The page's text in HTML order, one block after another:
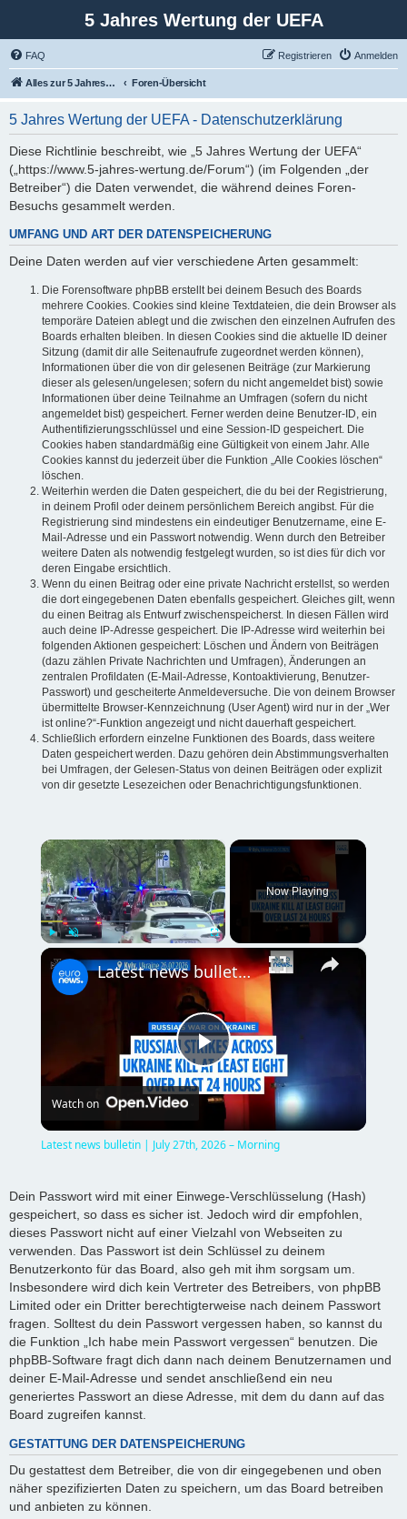
5 Jahres Wertung der UEFA
FAQ Anmelden
Registrieren
Alles zur 5 Jahreswertung / Tabelle der UEFA mit vielen Statistiken. Foren-Übersicht
5 Jahres Wertung der UEFA - Datenschutzerklärung
Diese Richtlinie beschreibt, wie „5 Jahres Wertung der UEFA“
(„https://www.5-jahres-wertung.de/Forum“) (im Folgenden „der
Betreiber“) die Daten verwendet, die während deines Foren-
Besuchs gesammelt werden.
UMFANG UND ART DER DATENSPEICHERUNG
Deine Daten werden auf vier verschiedene Arten gesammelt:
Die Forensoftware phpBB erstellt bei deinem Besuch des Boards
mehrere Cookies. Cookies sind kleine Textdateien, die dein Browser als
temporäre Dateien ablegt und die zwischen den einzelnen Aufrufen des
Boards erhalten bleiben. In diesen Cookies sind die aktuelle ID deiner
Sitzung (damit dir alle Seitenaufrufe zugeordnet werden können),
Informationen über die von dir gelesenen Beiträge (zur Markierung
dieser als gelesen/ungelesen; sofern du nicht angemeldet bist) sowie
Informationen über deine Teilnahme an Umfragen (sofern du nicht
angemeldet bist) gespeichert. Ferner werden deine Benutzer-ID, ein
Authentifizierungsschlüssel und eine Session-ID gespeichert. Die
Cookies haben standardmäßig eine Gültigkeit von einem Jahr. Alle
Cookies kannst du jederzeit über die Funktion „Alle Cookies löschen“
löschen.
Weiterhin werden die Daten gespeichert, die du bei der Registrierung,
in deinem Profil oder deinem persönlichem Bereich angibst. Für die
Registrierung sind mindestens ein eindeutiger Benutzername, eine E-
Mail-Adresse und ein Passwort notwendig. Wenn durch den Betreiber
weitere Daten als notwendig festgelegt wurden, so ist dies für dich vor
deren Eingabe ersichtlich.
Wenn du einen Beitrag oder eine private Nachricht erstellst, so werden
die dort eingegebenen Daten ebenfalls gespeichert. Gleiches gilt, wenn
du einen Beitrag als Entwurf zwischenspeicherst. In diesen Fällen wird
auch deine IP-Adresse gespeichert. Die IP-Adresse wird weiterhin bei
folgenden Aktionen gespeichert: Löschen und Ändern von Beiträgen
(dazu zählen Private Nachrichten und Umfragen), Änderungen an
zentralen Profildaten (E-Mail-Adresse, Kontoaktivierung, Benutzer-
Passwort) und gescheiterte Anmeldeversuche. Die von deinem Browser
übermittelte Browser-Kennzeichnung (User Agent) wird nur in der „Wer
ist online?“-Funktion angezeigt und nicht dauerhaft gespeichert.
Schließlich erfordern einzelne Funktionen des Boards, dass weitere
Daten gespeichert werden. Dazu gehören dein Abstimmungsverhalten
bei Umfragen, der Gelesen-Status von deinen Beiträgen oder explizit
von dir gesetzte Lesezeichen oder Benachrichtigungsfunktionen.
×
Fullscreen
Now Playing
×
P
y
V
i
d
e
o
Latest news bulletin | July 27th, 2026 – Morning
Watch on
Latest news bulletin | July 27th, 2026 – Morning
Dein Passwort wird mit einer Einwege-Verschlüsselung (Hash)
gespeichert, so dass es sicher ist. Jedoch wird dir empfohlen,
dieses Passwort nicht auf einer Vielzahl von Webseiten zu
verwenden. Das Passwort ist dein Schlüssel zu deinem
Benutzerkonto für das Board, also geh mit ihm sorgsam um.
Insbesondere wird dich kein Vertreter des Betreibers, von phpBB
Limited oder ein Dritter berechtigterweise nach deinem Passwort
fragen. Solltest du dein Passwort vergessen haben, so kannst du
die Funktion „Ich habe mein Passwort vergessen“ benutzen. Die
phpBB-Software fragt dich dann nach deinem Benutzernamen und
deiner E-Mail-Adresse und sendet anschließend ein neu
generiertes Passwort an diese Adresse, mit dem du dann auf das
Board zugreifen kannst.
GESTATTUNG DER DATENSPEICHERUNG
Du gestattest dem Betreiber, die von dir eingegebenen und oben
näher spezifizierten Daten zu speichern, um das Board betreiben
und anbieten zu können.